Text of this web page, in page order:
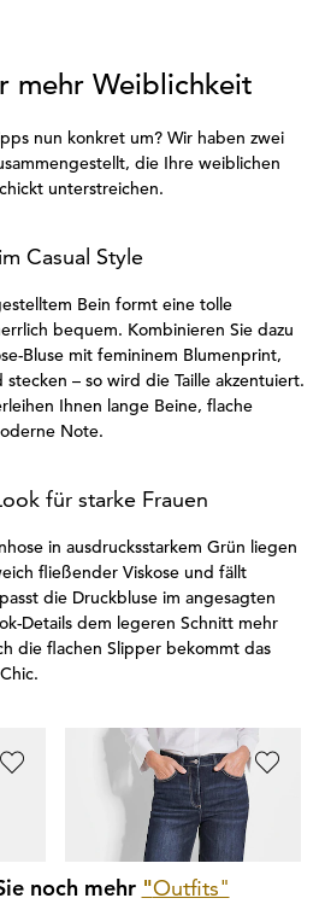
mehr Weiblichkeit
nun konkret um? Wir haben zwei
die Ihre weiblichen
unterstreichen.
Casual Style
Bein formt eine tolle
bequem. Kombinieren Sie dazu
Bluse mit femininem Blumenprint,
– so wird die Taille akzentuiert.
Ihnen lange Beine, flache
Note.
für starke Frauen
in ausdrucksstarkem Grün liegen
fließender Viskose und fällt
die Druckbluse im angesagten
Details dem legeren Schnitt mehr
die flachen Slipper bekommt das
noch mehr "Outfits"